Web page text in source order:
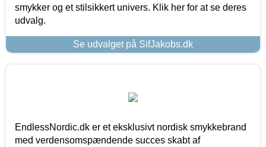
smykker og et stilsikkert univers. Klik her for at se deres
udvalg.
Se udvalget på SifJakobs.dk
EndlessNordic.dk er et eksklusivt nordisk smykkebrand
med verdensomspændende succes skabt af